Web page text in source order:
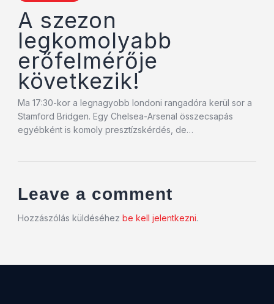
A szezon
legkomolyabb
erőfelmérője
következik!
Ma 17:30-kor a legnagyobb londoni rangadóra kerül sor a
Stamford Bridgen. Egy Chelsea-Arsenal összecsapás
egyébként is komoly presztízskérdés, de…
Leave a comment
Hozzászólás küldéséhez be kell jelentkezni.